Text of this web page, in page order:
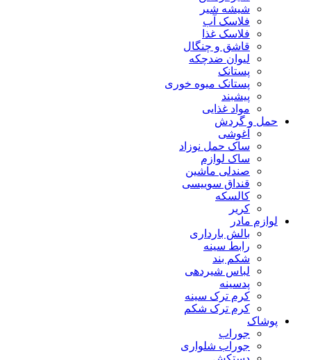
شیشه شیر
فلاسک آب
فلاسک غذا
قاشق و چنگال
لیوان ضدچکه
پستانک
پستانک میوه خوری
پیشبند
مواد غذایی
حمل و گردش
آغوشی
ساک حمل نوزاد
ساک لوازم
صندلی ماشین
قنداق سوییسی
کالسکه
کریر
لوازم مادر
بالش بارداری
رابط سینه
شکم بند
لباس شیردهی
پدسینه
کرم ترک سینه
کرم ترک شکم
پوشاک
جوراب
جوراب شلواری